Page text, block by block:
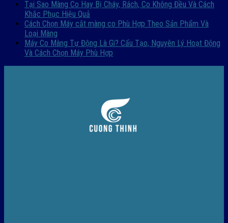
Tại Sao Màng Co Hay Bị Cháy, Rách, Co Không Đều Và Cách
Khắc Phục Hiệu Quả
Cách Chọn Máy cắt màng co Phù Hợp Theo Sản Phẩm Và
Loại Màng
Máy Co Màng Tự Động Là Gì? Cấu Tạo, Nguyên Lý Hoạt Động
Và Cách Chọn Máy Phù Hợp